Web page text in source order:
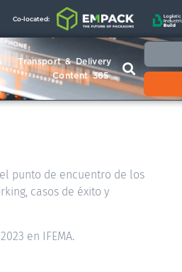
Co-located:
Transport & Delivery
Content 365
punto de encuentro de los
casos de éxito y
en IFEMA.